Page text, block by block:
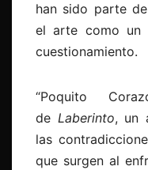
han sido parte
el arte como un
cuestionamiento.
“Poquito
de Laberinto, un
las
que surgen al